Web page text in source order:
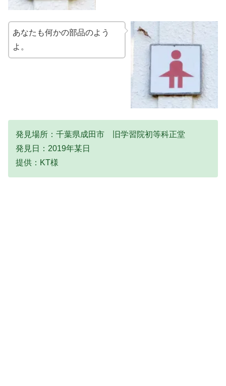
あなたも何かの部品のよう
よ。
発見場所：千葉県成田市 旧学習院初等科正堂
発見日：2019年某日
提供：KT様